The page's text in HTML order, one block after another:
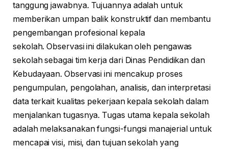
tanggung jawabnya. Tujuannya adalah untuk
memberikan umpan balik konstruktif dan membantu
pengembangan profesional kepala
sekolah.Observasi ini dilakukan oleh pengawas
sekolah sebagai tim kerja dari Dinas Pendidikan dan
Kebudayaan. Observasi ini mencakup proses
pengumpulan, pengolahan, analisis, dan interpretasi
data terkait kualitas pekerjaan kepala sekolah dalam
menjalankan tugasnya. Tugas utama kepala sekolah
adalah melaksanakan fungsi-fungsi manajerial untuk
mencapai visi, misi, dan tujuan sekolah yang